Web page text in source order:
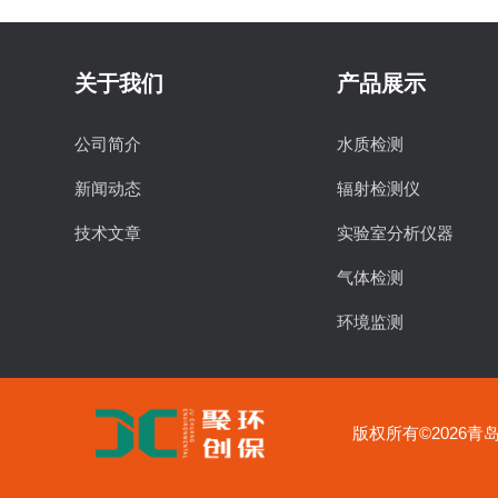
关于我们
公司简介
新闻动态
技术文章
产品展示
水质检测
辐射检测仪
实验室分析仪器
气体检测
环境监测
版权所有©2026青